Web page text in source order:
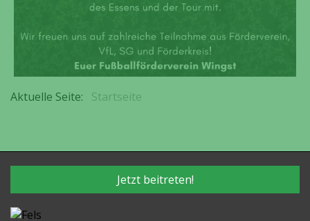
Aktuelle Seite: Startseite
Jetzt beitreten!